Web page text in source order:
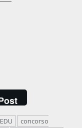
concorso